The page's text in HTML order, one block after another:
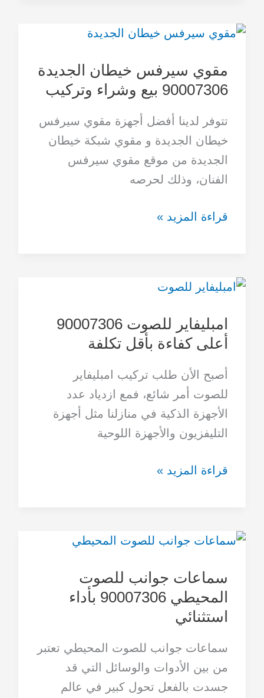
مقوي سيرفس خيطان الجديدة
90007306 بيع وشراء وتركيب
تتوفر لدينا أفضل أجهزة مقوي سيرفس
خيطان الجديدة و مقوي شبكة خيطان
الجديدة من موقع مقوي سيرفس
الفنان، وذلك لحرصه
مقوي
خيطان
الجديدة
بيع
وشراء
وتركيب
قراءة المزيد »
امبليفاير للصوت 90007306
أعلى كفاءة بأقل تكلفة
أصبح الأن طلب تركيب امبليفاير
للصوت أمر شائع، فمع ازدياد عدد
الأجهزة الذكية في منازلنا مثل أجهزة
التليفزيون والأجهزة اللوحية
امبليفاير
90007306
أعلى
كفاءة
بأقل
تكلفة
قراءة المزيد »
سماعات جوانب للصوت
المحيطي 90007306 بأداء
استثنائي
سماعات جوانب للصوت المحيطي تعتبر
من بين الأدوات والوسائل التي قد
جسدت بالفعل تحول كبير في عالم
سماعات
للصوت
المحيطي
90007306
استثنائي